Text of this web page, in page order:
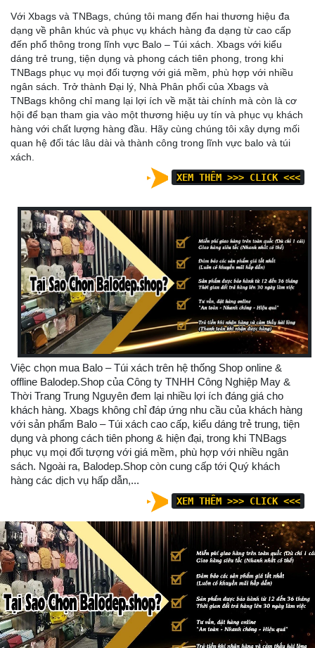
Với Xbags và TNBags, chúng tôi mang đến hai thương hiệu đa
dạng về phân khúc và phục vụ khách hàng đa dạng từ cao cấp
đến phổ thông trong lĩnh vực Balo – Túi xách. Xbags với kiểu
dáng trẻ trung, tiện dụng và phong cách tiên phong, trong khi
TNBags phục vụ mọi đối tượng với giá mềm, phù hợp với nhiều
ngân sách. Trở thành Đại lý, Nhà Phân phối của Xbags và
TNBags không chỉ mang lại lợi ích về mặt tài chính mà còn là cơ
hội để bạn tham gia vào một thương hiệu uy tín và phục vụ khách
hàng với chất lượng hàng đầu. Hãy cùng chúng tôi xây dựng mối
quan hệ đối tác lâu dài và thành công trong lĩnh vực balo và túi
xách.
XEM THÊM >>>CLICK <<<
Việc chọn mua Balo – Túi xách trên hệ thống Shop online &
offline Balodep.Shop của Công ty TNHH Công Nghiệp May &
Thời Trang Trung Nguyên đem lại nhiều lợi ích đáng giá cho
khách hàng. Xbags không chỉ đáp ứng nhu cầu của khách hàng
với sản phẩm Balo – Túi xách cao cấp, kiểu dáng trẻ trung, tiện
dụng và phong cách tiên phong & hiện đại, trong khi TNBags
phục vụ mọi đối tượng với giá mềm, phù hợp với nhiều ngân
sách. Ngoài ra, Balodep.Shop còn cung cấp tới Quý khách
hàng các dịch vụ hấp dẫn,...
XEM THÊM >>>CLICK <<<